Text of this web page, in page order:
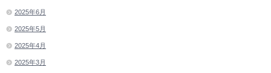
2025年6月
2025年5月
2025年4月
2025年3月